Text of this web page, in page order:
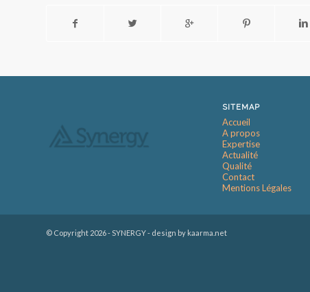
SITEMAP
Accueil
A propos
Expertise
Actualité
Qualité
Contact
Mentions Légales
© Copyright 2026 - SYNERGY - design by kaarma.net